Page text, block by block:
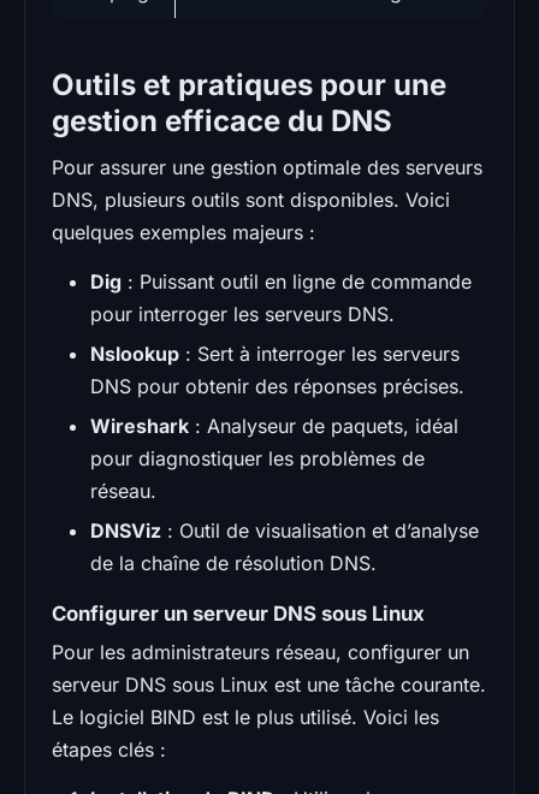
Outils et pratiques pour une
gestion efficace du DNS
Pour assurer une gestion optimale des serveurs
DNS, plusieurs outils sont disponibles. Voici
quelques exemples majeurs :
Dig : Puissant outil en ligne de commande
pour interroger les serveurs DNS.
Nslookup : Sert à interroger les serveurs
DNS pour obtenir des réponses précises.
Wireshark : Analyseur de paquets, idéal
pour diagnostiquer les problèmes de
réseau.
DNSViz : Outil de visualisation et d’analyse
de la chaîne de résolution DNS.
Configurer un serveur DNS sous Linux
Pour les administrateurs réseau, configurer un
serveur DNS sous Linux est une tâche courante.
Le logiciel BIND est le plus utilisé. Voici les
étapes clés :